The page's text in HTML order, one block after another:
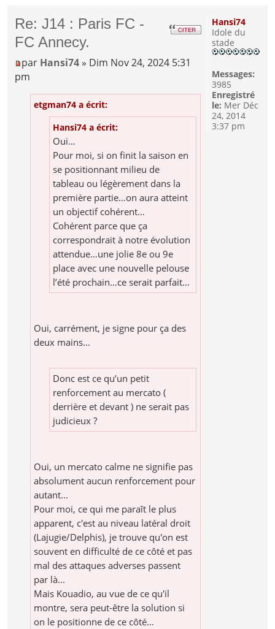
Re: J14 : Paris FC -
FC Annecy.
par Hansi74 » Dim Nov 24, 2024 5:31
pm
etgman74 a écrit:
Hansi74 a écrit:
Oui…
Pour moi, si on finit la saison en
se positionnant milieu de
tableau ou légèrement dans la
première partie…on aura atteint
un objectif cohérent…
Cohérent parce que ça
correspondrait à notre évolution
attendue…une jolie 8e ou 9e
place avec une nouvelle pelouse
l’été prochain…ce serait parfait…
Oui, carrément, je signe pour ça des
deux mains...
Donc est ce qu’un petit
renforcement au mercato (
derrière et devant ) ne serait pas
judicieux ?
Oui, un mercato calme ne signifie pas
absolument aucun renforcement pour
autant...
Pour moi, ce qui me paraît le plus
apparent, c'est au niveau latéral droit
(Lajugie/Delphis), je trouve qu'on est
souvent en difficulté de ce côté et pas
mal des attaques adverses passent
par là...
Mais Kouadio, au vue de ce qu'il
montre, sera peut-être la solution si
on le positionne de ce côté...
Hansi74
Idole du
stade
Messages:
3985
Enregistré
le: Mer Déc
24, 2014
3:37 pm